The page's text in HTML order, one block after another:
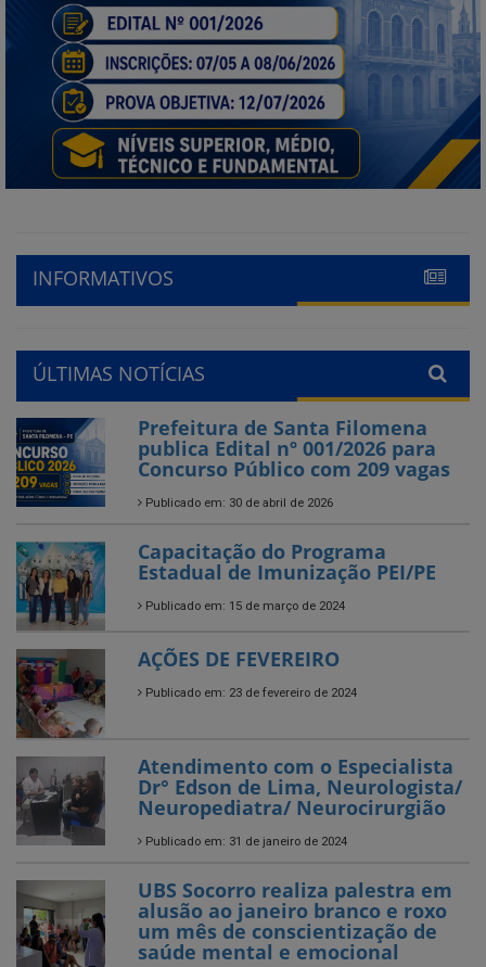
INFORMATIVOS
ÚLTIMAS NOTÍCIAS
Prefeitura de Santa Filomena
publica Edital nº 001/2026 para
Concurso Público com 209 vagas
Publicado em: 30 de abril de 2026
Capacitação do Programa
Estadual de Imunização PEI/PE
Publicado em: 15 de março de 2024
AÇÕES DE FEVEREIRO
Publicado em: 23 de fevereiro de 2024
Atendimento com o Especialista
Dr° Edson de Lima, Neurologista/
Neuropediatra/ Neurocirurgião
Publicado em: 31 de janeiro de 2024
UBS Socorro realiza palestra em
alusão ao janeiro branco e roxo
um mês de conscientização de
saúde mental e emocional